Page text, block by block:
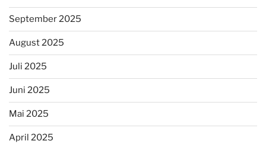
September 2025
August 2025
Juli 2025
Juni 2025
Mai 2025
April 2025